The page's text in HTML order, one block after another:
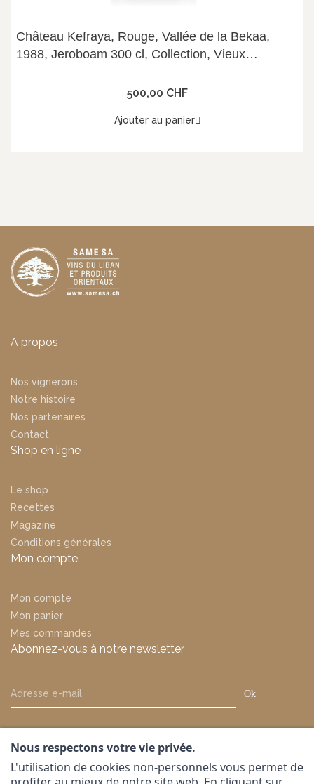
Château Kefraya, Rouge, Vallée de la Bekaa,
1988, Jeroboam 300 cl, Collection, Vieux
500,00 CHF
Ajouter au panier
Nous respectons votre vie privée.
L'utilisation de cookies non-personnels vous permet de
A propos
Nos vignerons
Notre histoire
Nos partenaires
Contact
Shop en ligne
Le shop
Recettes
Magazine
Conditions générales
Mon compte
Mon compte
Mon panier
Mes commandes
Abonnez-vous à notre newsletter
Ok